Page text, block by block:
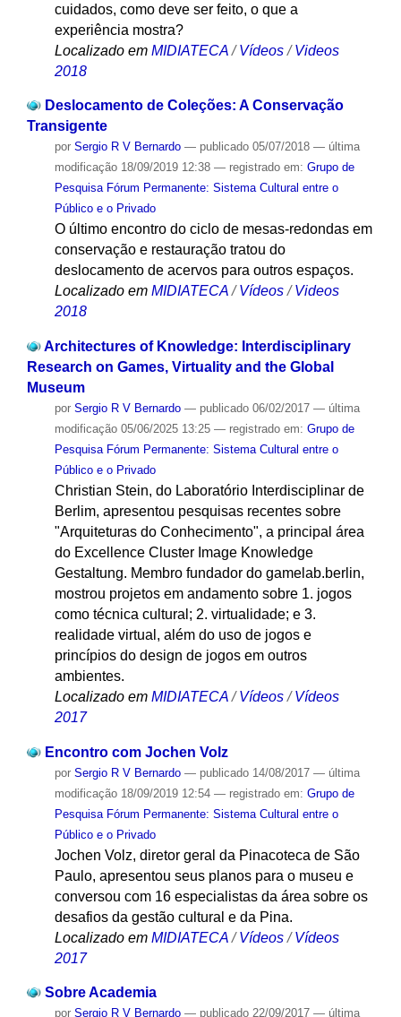
cuidados, como deve ser feito, o que a
experiência mostra?
Localizado em MIDIATECA /Vídeos /Videos
2018
Deslocamento de Coleções: A Conservação
Transigente
por Sergio R V Bernardo — publicado05/07/2018 — última
modificação18/09/2019 12:38 — registrado em: Grupo de
Pesquisa Fórum Permanente: Sistema Cultural entre o
Público e o Privado
O último encontro do ciclo de mesas-redondas em
conservação e restauração tratou do
deslocamento de acervos para outros espaços.
Localizado em MIDIATECA /Vídeos /Videos
2018
Architectures of Knowledge: Interdisciplinary
Research on Games, Virtuality and the Global
Museum
por Sergio R V Bernardo — publicado06/02/2017 — última
modificação05/06/2025 13:25 — registrado em: Grupo de
Pesquisa Fórum Permanente: Sistema Cultural entre o
Público e o Privado
Christian Stein, do Laboratório Interdisciplinar de
Berlim, apresentou pesquisas recentes sobre
"Arquiteturas do Conhecimento", a principal área
do Excellence Cluster Image Knowledge
Gestaltung. Membro fundador do gamelab.berlin,
mostrou projetos em andamento sobre 1. jogos
como técnica cultural; 2. virtualidade; e 3.
realidade virtual, além do uso de jogos e
princípios do design de jogos em outros
ambientes.
Localizado em MIDIATECA /Vídeos /Vídeos
2017
Encontro com Jochen Volz
por Sergio R V Bernardo — publicado14/08/2017 — última
modificação18/09/2019 12:54 — registrado em: Grupo de
Pesquisa Fórum Permanente: Sistema Cultural entre o
Público e o Privado
Jochen Volz, diretor geral da Pinacoteca de São
Paulo, apresentou seus planos para o museu e
conversou com 16 especialistas da área sobre os
desafios da gestão cultural e da Pina.
Localizado em MIDIATECA /Vídeos /Vídeos
2017
Sobre Academia
por Sergio R V Bernardo — publicado22/09/2017 — última